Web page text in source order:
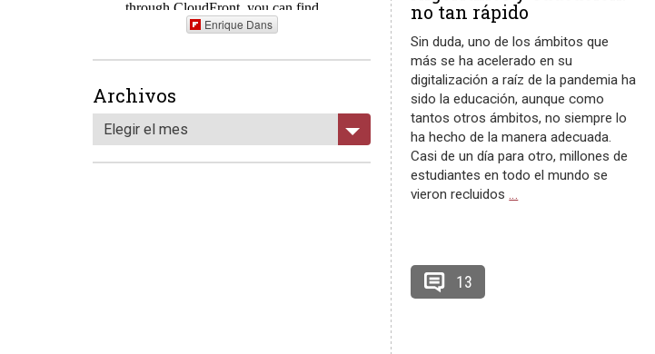
no tan rápido
Sin duda, uno de los ámbitos que
más se ha acelerado en su
digitalización a raíz de la pandemia ha
sido la educación, aunque como
tantos otros ámbitos, no siempre lo
ha hecho de la manera adecuada.
Casi de un día para otro, millones de
estudiantes en todo el mundo se
vieron recluidos…
13
Enrique Dans
Archivos
Elegir el mes